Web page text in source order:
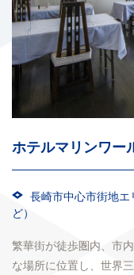
ホテルマリンワー
長崎市中心市街地
ど）
繁華街が徒歩圏内、市
な場所に位置し、世界